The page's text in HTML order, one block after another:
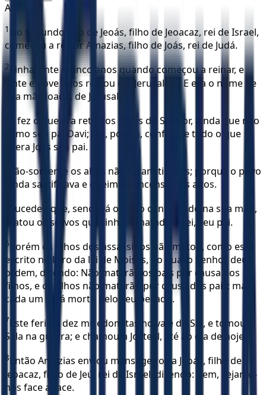
ACF
1
No segundo ano de Jeoás, filho de Jeoacaz, rei de Israel,
começou a reinar Amazias, filho de Joás, rei de Judá.
2Tinha vinte e cinco anos quando começou a reinar, e
vinte e nove anos reinou em Jerusalém. E era o nome de
sua mãe Joadã, de Jerusalém.
E fez o que era reto aos olhos do Senhor, ainda que não
como seu pai Davi; fez, porém, conforme tudo o que
fizera Joás seu pai.
Tão-somente os altos não foram tirados; porque o povo
ainda sacrificava e queimava incenso nos altos.
Sucedeu que, sendo já o reino confirmado na sua mão,
matou os servos que tinham matado o rei, seu pai.
6
Porém os filhos dos assassinos não matou, como está
escrito no livro da lei de Moisés, no qual o Senhor deu
ordem, dizendo: Não matarão os pais por causa dos
filhos, e os filhos não matarão por causa dos pais; mas
cada um será morto pelo seu pecado.
7
Este feriu a dez mil edomitas no vale do Sal, e tomou a
Sela na guerra; e chamou-a Jocteel, até ao dia de hoje.
8
Então Amazias enviou mensageiros a Jeoás, filho de
Jeoacaz, filho de Jeú, rei de Israel, dizendo: Vem, vejamo-
nos face a face.